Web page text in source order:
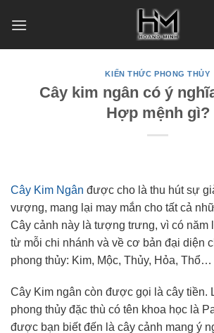
KIẾN THỨC PHONG THỦY
Cây kim ngân có ý
Hợp mệnh gì?
Cây Kim Ngân được cho là thu hút sự
vượng, mang lại may mắn cho tất cả
Cây cảnh này là tượng trưng, ​​vì có năm
từ mỗi chi nhánh và về cơ bản đại diện
phong thủy: Kim, Mộc, Thủy, Hỏa, Thổ…
Cây Kim ngân còn được gọi là cây tiền.
phong thủy đặc thù có tên khoa học là
được bạn biết đến là cây cảnh mang ý